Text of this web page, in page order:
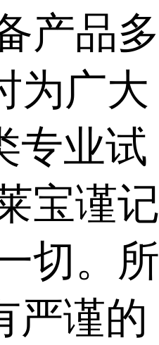
产品多
为广大
专业试
宝谨记
切。所
严谨的